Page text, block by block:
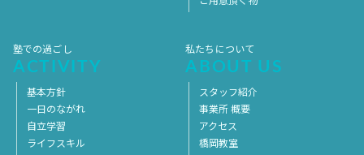
塾での過ごし
ACTIVITY
基本方針
一日のながれ
自立学習
ライフスキル
私たちについて
ABOUT US
スタッフ紹介
事業所 概要
アクセス
橋岡教室